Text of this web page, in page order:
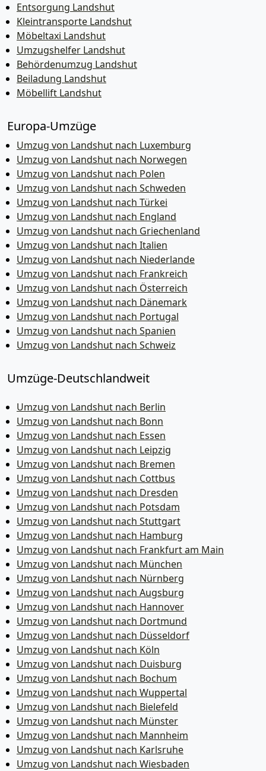
Entsorgung Landshut
Kleintransporte Landshut
Möbeltaxi Landshut
Umzugshelfer Landshut
Behördenumzug Landshut
Beiladung Landshut
Möbellift Landshut
Europa-Umzüge
Umzug von Landshut nach Luxemburg
Umzug von Landshut nach Norwegen
Umzug von Landshut nach Polen
Umzug von Landshut nach Schweden
Umzug von Landshut nach Türkei
Umzug von Landshut nach England
Umzug von Landshut nach Griechenland
Umzug von Landshut nach Italien
Umzug von Landshut nach Niederlande
Umzug von Landshut nach Frankreich
Umzug von Landshut nach Österreich
Umzug von Landshut nach Dänemark
Umzug von Landshut nach Portugal
Umzug von Landshut nach Spanien
Umzug von Landshut nach Schweiz
Umzüge-Deutschlandweit
Umzug von Landshut nach Berlin
Umzug von Landshut nach Bonn
Umzug von Landshut nach Essen
Umzug von Landshut nach Leipzig
Umzug von Landshut nach Bremen
Umzug von Landshut nach Cottbus
Umzug von Landshut nach Dresden
Umzug von Landshut nach Potsdam
Umzug von Landshut nach Stuttgart
Umzug von Landshut nach Hamburg
Umzug von Landshut nach Frankfurt am Main
Umzug von Landshut nach München
Umzug von Landshut nach Nürnberg
Umzug von Landshut nach Augsburg
Umzug von Landshut nach Hannover
Umzug von Landshut nach Dortmund
Umzug von Landshut nach Düsseldorf
Umzug von Landshut nach Köln
Umzug von Landshut nach Duisburg
Umzug von Landshut nach Bochum
Umzug von Landshut nach Wuppertal
Umzug von Landshut nach Bielefeld
Umzug von Landshut nach Münster
Umzug von Landshut nach Mannheim
Umzug von Landshut nach Karlsruhe
Umzug von Landshut nach Wiesbaden